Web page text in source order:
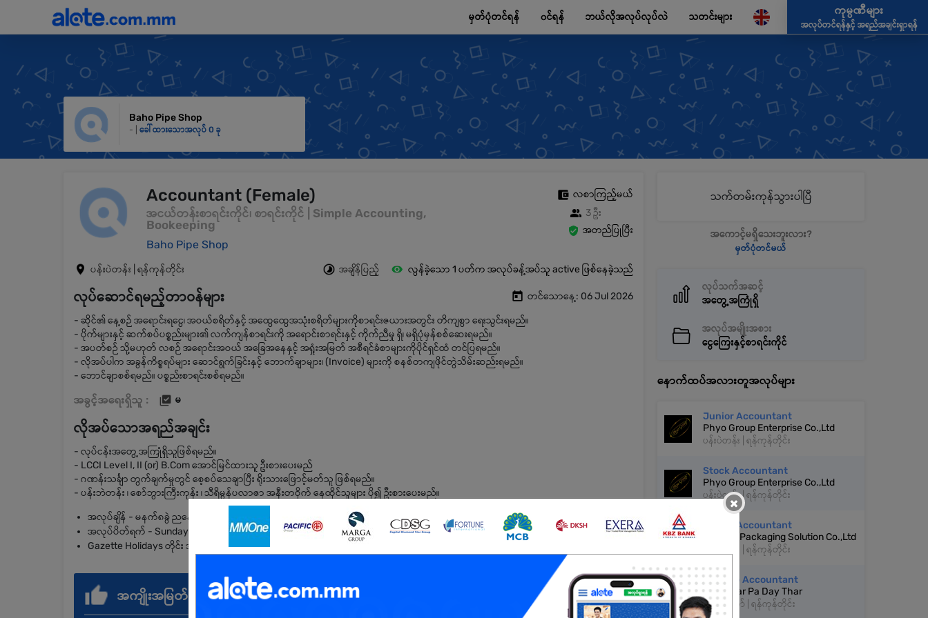
မှတ်ပုံတင်ရန် ၀င်ရန် ဘယ်လိုအလုပ်လုပ်လဲ သတင်းများ
ကုမ္ပဏီများ
အလုပ်တင်ရန်နှင့် အရည်အချင်းရှာရန်
Baho Pipe Shop
- | ခေါ်ထားသောအလုပ် 0 ခု
Accountant (Female)
အငယ်တန်းစာရင်းကိုင်၊ စာရင်းကိုင် | Simple Accounting,
Bookeeping
Baho Pipe Shop
လစာကြည့်မယ်
3 ဦး
အတည်ပြုပြီး
ပန်းပဲတန်း | ရန်ကုန်တိုင်း အချိန်ပြည့် လွန်ခဲ့သော 1 ပတ်က အလုပ်ခန့်အပ်သူ active ဖြစ်နေခဲ့သည်
လုပ်ဆောင်ရမည့်တာဝန်များ တင်သောနေ့: 06 Jul 2026
- ဆိုင်၏ နေ့စဉ် အရောင်းရငွေ၊ အဝယ်စရိတ်နှင့် အထွေထွေအသုံးစရိတ်များကိုစာရင်းဇယားအတွင်း တိကျစွာ ရေးသွင်းရမည်။
- ပိုက်များနှင့် ဆက်စပ်ပစ္စည်းများ၏ လက်ကျန်စာရင်းကို အရောင်းစာရင်းနှင့် ကိုက်ညီမှု ရှိ၊ မရှိပုံမှန်စစ်ဆေးရမည်။
- အပတ်စဉ် သို့မဟုတ် လစဉ် အရောင်းအဝယ် အခြေအနေနှင့် အရှုံးအမြတ် အစီရင်ခံစာများကိုပိုင်ရှင်ထံ တင်ပြရမည်။
- လိုအပ်ပါက အခွန်ကိစ္စရပ်များ ဆောင်ရွက်ခြင်းနှင့် ဘောက်ချာများ၊ (Invoice) များကို စနစ်တကျဖိုင်တွဲသိမ်းဆည်းရမည်။
- ဘောင်ချာစစ်ရမည်။ ပစ္စည်းစာရင်းစစ်ရမည်။
အခွင့်အရေးရှိသူ : မ
လိုအပ်သောအရည်အချင်း
- လုပ်ငန်းအတွေ့အကြုံရှိသူဖြစ်ရမည်။
- LCCI Level I, II (or) B.Com အောင်မြင်ထားသူ ဦးစားပေးမည်
- ဂဏန်းသင်္ချာ တွက်ချက်မှုတွင် စေ့စပ်သေချာပြီး ရိုးသားဖြောင့်မတ်သူ ဖြစ်ရမည်။
- ပန်းဘဲတန်း ၊‌ စော်ဘွားကြီးကုန်း ၊ သီရိမွန်ပလာဇာ အနီးတဝိုက် နေထိုင်သူများ ပို၍ ဦးစားပေးမည်။
အလုပ်ချိန် - မနက်၈ခွဲ ညနေ၅နာရီခွဲ
အလုပ်ပိတ်ရက် - Sunday
Gazette Holidays တိုင်း အလုပ်မပိတ်ပါ။
အကျိုးအမြတ်
သက်တမ်းကုန်သွားပါပြီ
အကောင့်မရှိသေးဘူးလား?
မှတ်ပုံတင်မယ်
လုပ်သက်အဆင့်
အတွေ့အကြုံရှိ
အလုပ်အမျိုးအစား
ငွေကြေးနှင့်စာရင်းကိုင်
နောက်ထပ်အလားတူအလုပ်များ
Junior Accountant
Phyo Group Enterprise Co.,Ltd
ပန်းပဲတန်း | ရန်ကုန်တိုင်း
Stock Accountant
Phyo Group Enterprise Co.,Ltd
ပန်းပဲတန်း | ရန်ကုန်တိုင်း
Junior Accountant
Alliance Packaging Solution Co.,Ltd
မရမ်းကုန်း | ရန်ကုန်တိုင်း
Payable Accountant
Pyin Nyar Pa Day Thar
လမ်းမတော် | ရန်ကုန်တိုင်း
×